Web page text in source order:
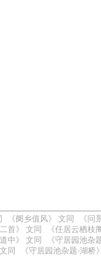
《阌乡值风》 文同 《问
首》 文同 《任居云栖枝
中》 文同 《守居园池杂
同 《守居园池杂题·湖桥